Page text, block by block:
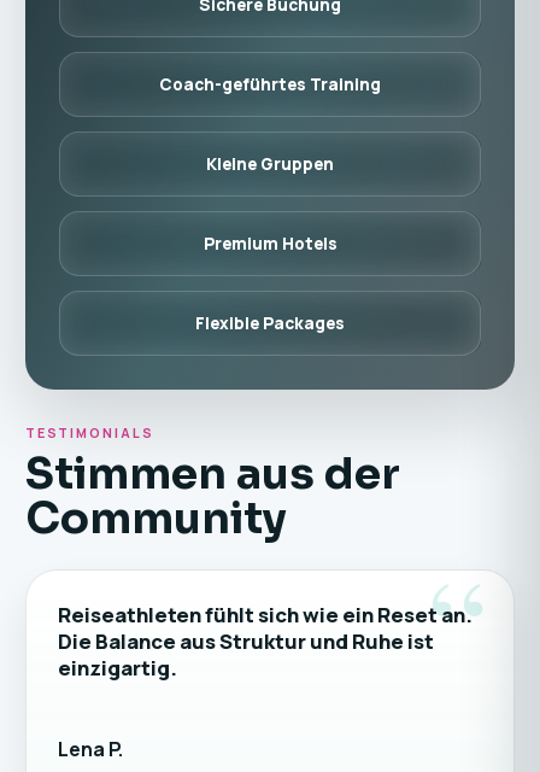
Sichere Buchung
Coach-geführtes Training
Kleine Gruppen
Premium Hotels
Flexible Packages
TESTIMONIALS
Stimmen aus der
Community
“
Reiseathleten fühlt sich wie ein Reset an.
Die Balance aus Struktur und Ruhe ist
einzigartig.
Lena P.